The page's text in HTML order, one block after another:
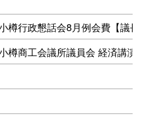
樽行政懇話会8月例会費【議長
樽商工会議所議員会 経済講演